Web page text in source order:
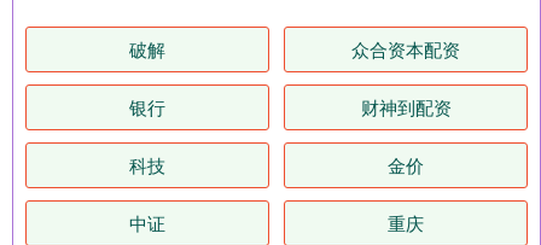
破解 众合资本配资
银行 财神到配资
科技 金价
中证 重庆